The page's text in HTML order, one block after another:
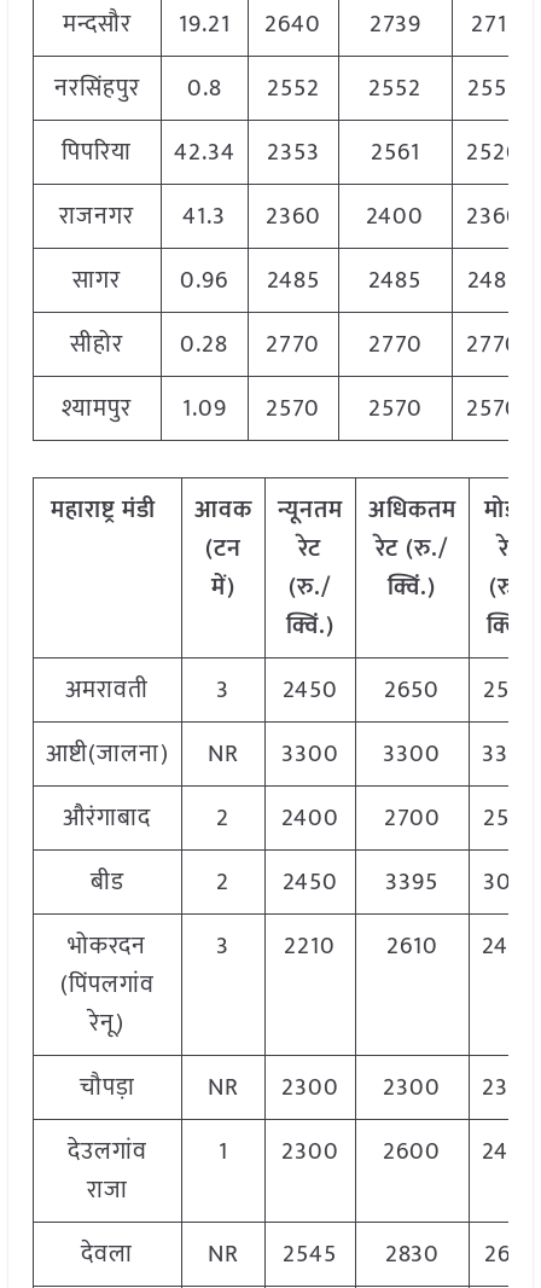
मन्दसौर
19.21 2640 2739
2711
नरसिंहपुर
0.8 2552 2552
2552
पिपरिया
42.34 2353 2561
2520
राजनगर
41.3 2360 2400
2360
सागर
0.96 2485 2485
2485
सीहोर
0.28 2770 2770
2770
श्यामपुर
1.09 2570 2570 2570
महाराष्ट्रमंडी
आवक
(टन
में)
न्यूनतम
रेट
(रु./
क्विं.)
अधिकतम
रेट (रु./
क्विं.)
मोडल
रेट
(रु./
क्विं.)
अमरावती
3 2450 2650
2550
आष्टी(जालना)
NR 3300 3300
3300
औरंगाबाद
2 2400 2700
2580
बीड
2 2450 3395
3025
भोकरदन
(पिंपलगांव
रेनू)
3 2210 2610 2400
चौपड़ा NR 2300 2300
2300
देउलगांव
राजा
1 2300 2600 2400
देवला NR 2545 2830
2655